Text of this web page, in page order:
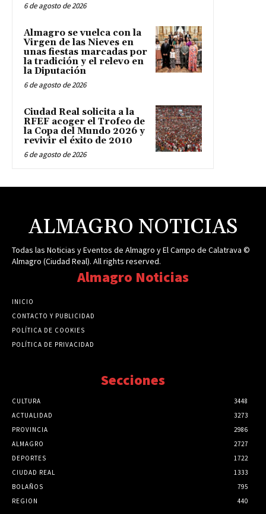
6 de agosto de 2026
Almagro se vuelca con la
Virgen de las Nieves en
unas fiestas marcadas por
la tradición y el relevo en
la Diputación
6 de agosto de 2026
Ciudad Real solicita a la
RFEF acoger el Trofeo de
la Copa del Mundo 2026 y
revivir el éxito de 2010
6 de agosto de 2026
ALMAGRO NOTICIAS
Todas las Noticias y Eventos de Almagro y El Campo de Calatrava ©
Almagro (Ciudad Real). All rights reserved.
Almagro Noticias
INICIO
CONTACTO Y PUBLICIDAD
POLÍTICA DE COOKIES
POLÍTICA DE PRIVACIDAD
Secciones
CULTURA
3448
ACTUALIDAD
3273
PROVINCIA
2986
ALMAGRO
2727
DEPORTES
1722
CIUDAD REAL
1333
BOLAÑOS
795
REGION
440